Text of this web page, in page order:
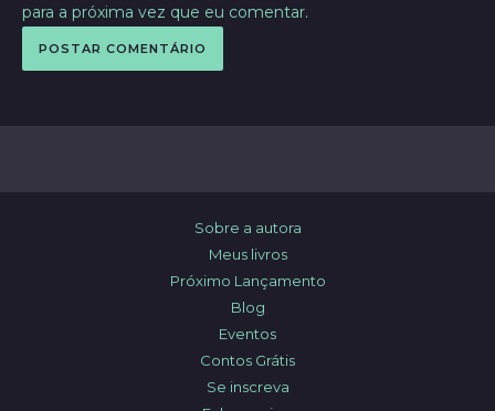
para a próxima vez que eu comentar.
Sobre a autora
Meus livros
Próximo Lançamento
Blog
Eventos
Contos Grátis
Se inscreva